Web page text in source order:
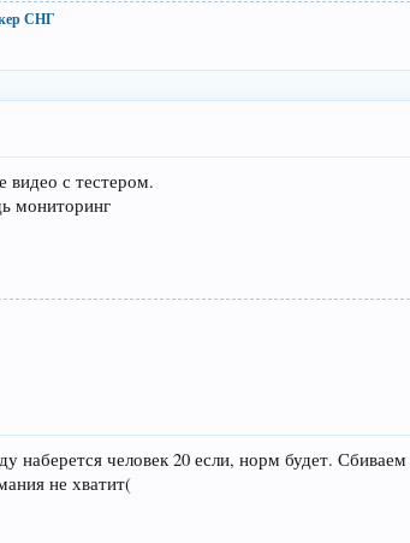
СНГ
с тестером.
мониторинг
наберется человек 20 если, норм будет.
не хватит(